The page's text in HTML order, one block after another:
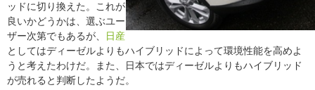
ッドに切り換えた。これが
良いかどうかは、選ぶユー
ザー次第でもあるが、
日産
としてはディーゼルよりもハイブリッドによって環境性能を高めよ
うと考えたわけだ。また、日本ではディーゼルよりもハイブリッド
が売れると判断したようだ。